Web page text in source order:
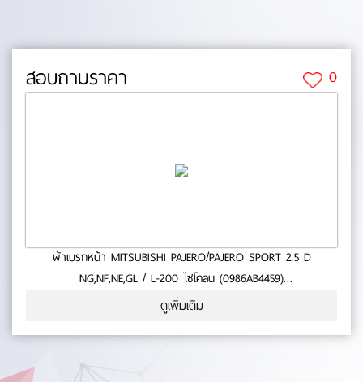
สอบถามราคา 0
ผ้าเบรกหน้า MITSUBISHI PAJERO/PAJERO SPORT 2.5 D
NG,NF,NE,GL / L-200 ไซโคลน (0986AB4459)
NG,NF,NE,GL / L-200 ไซโคลน- สินค้าคุณภาพ- มาตารฐาน BOSCH-
หนา (mm.):0- ยาว (mm.):0- กว้าง (mm.):0 No.0-65-27
ดูเพิ่มเติม